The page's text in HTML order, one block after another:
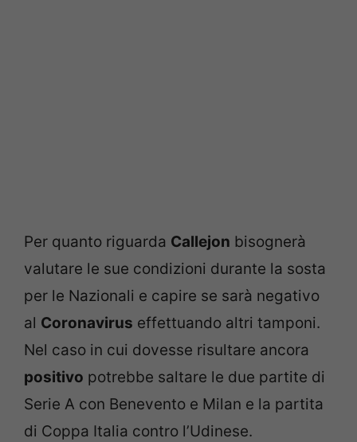
Per quanto riguarda Callejon bisognerà
valutare le sue condizioni durante la sosta
per le Nazionali e capire se sarà negativo
al Coronavirus effettuando altri tamponi.
Nel caso in cui dovesse risultare ancora
positivo potrebbe saltare le due partite di
Serie A con Benevento e Milan e la partita
di Coppa Italia contro l’Udinese.